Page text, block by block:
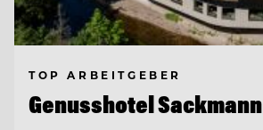
TOP ARBEITGEBER
Genusshotel Sackmann